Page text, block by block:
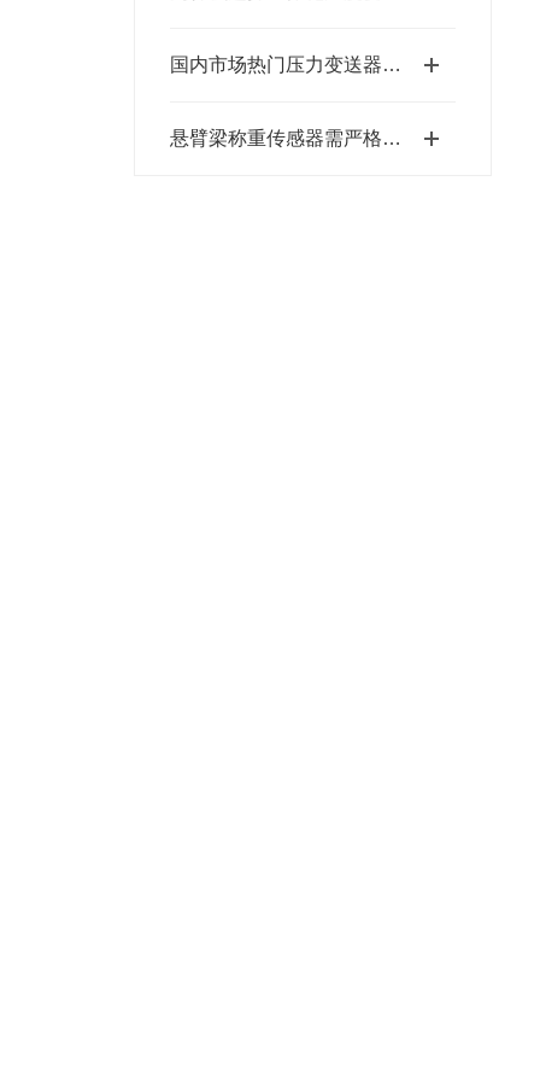
国内市场热门压力变送器生产商盘点 附实用选型参考指南
悬臂梁称重传感器需严格遵循以下测定步骤